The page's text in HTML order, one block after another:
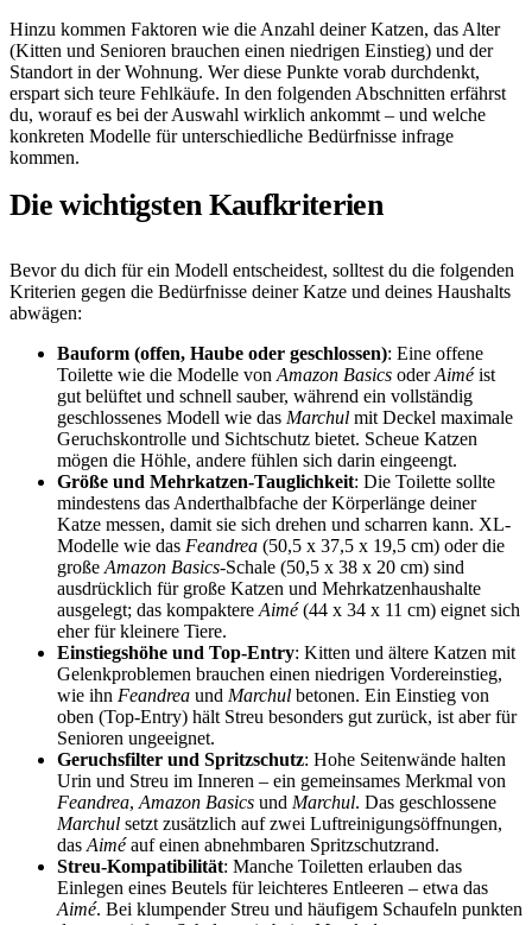
Hinzu kommen Faktoren wie die Anzahl deiner Katzen, das Alter
(Kitten und Senioren brauchen einen niedrigen Einstieg) und der
Standort in der Wohnung. Wer diese Punkte vorab durchdenkt,
erspart sich teure Fehlkäufe. In den folgenden Abschnitten erfährst
du, worauf es bei der Auswahl wirklich ankommt – und welche
konkreten Modelle für unterschiedliche Bedürfnisse infrage
kommen.
Die wichtigsten Kaufkriterien
Bevor du dich für ein Modell entscheidest, solltest du die folgenden
Kriterien gegen die Bedürfnisse deiner Katze und deines Haushalts
abwägen:
Bauform (offen, Haube oder geschlossen): Eine offene
Toilette wie die Modelle von Amazon Basics oderAiméist
gut belüftet und schnell sauber, während ein vollständig
geschlossenes Modell wie das Marchul mit Deckel maximale
Geruchskontrolle und Sichtschutz bietet. Scheue Katzen
mögen die Höhle, andere fühlen sich darin eingeengt.
Größe und Mehrkatzen-Tauglichkeit: Die Toilette sollte
mindestens das Anderthalbfache der Körperlänge deiner
Katze messen, damit sie sich drehen und scharren kann. XL-
Modelle wie das Feandrea (50,5 x 37,5 x 19,5 cm) oder die
große Amazon Basics-Schale (50,5 x 38 x 20 cm) sind
ausdrücklich für große Katzen und Mehrkatzenhaushalte
ausgelegt; das kompaktere Aimé(44 x 34 x 11 cm) eignet sich
eher für kleinere Tiere.
Einstiegshöhe und Top-Entry: Kitten und ältere Katzen mit
Gelenkproblemen brauchen einen niedrigen Vordereinstieg,
wie ihn Feandrea und Marchul betonen. Ein Einstieg von
oben (Top-Entry) hält Streu besonders gut zurück, ist aber für
Senioren ungeeignet.
Geruchsfilter und Spritzschutz: Hohe Seitenwände halten
Urin und Streu im Inneren – ein gemeinsames Merkmal von
Feandrea, Amazon Basics und Marchul. Das geschlossene
Marchul setzt zusätzlich auf zwei Luftreinigungsöffnungen,
das Aiméauf einen abnehmbaren Spritzschutzrand.
Streu-Kompatibilität: Manche Toiletten erlauben das
Einlegen eines Beutels für leichteres Entleeren – etwa das
Aimé. Bei klumpender Streu und häufigem Schaufeln punkten